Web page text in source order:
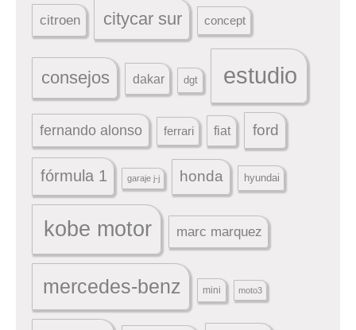
citroen citycar sur concept
consejos dakar dgt estudio
fernando alonso ferrari fiat ford
fórmula 1 garaje j-j honda hyundai
kobe motor marc marquez
mercedes-benz mini moto3